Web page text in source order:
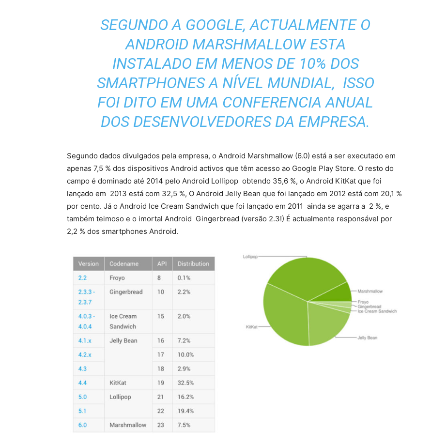
SEGUNDO A GOOGLE, ACTUALMENTE O
ANDROID MARSHMALLOW ESTA
INSTALADO EM MENOS DE 10% DOS
SMARTPHONES A NÍVEL MUNDIAL, ISSO
FOI DITO EM UMA CONFERENCIA ANUAL
DOS DESENVOLVEDORES DA EMPRESA.
Segundo dados divulgados pela empresa, o Android Marshmallow (6.0) está a ser executado em
apenas 7,5 % dos dispositivos Android activos que têm acesso ao Google Play Store. O resto do
campo é dominado até 2014 pelo Android Lollipop obtendo 35,6 %, o Android KitKat que foi
lançado em 2013 está com 32,5 %, O Android Jelly Bean que foi lançado em 2012 está com 20,1 %
por cento. Já o Android Ice Cream Sandwich que foi lançado em 2011 ainda se agarra a 2 %, e
também teimoso e o imortal Android Gingerbread (versão 2.3!) É actualmente responsável por
2,2 % dos smartphones Android.